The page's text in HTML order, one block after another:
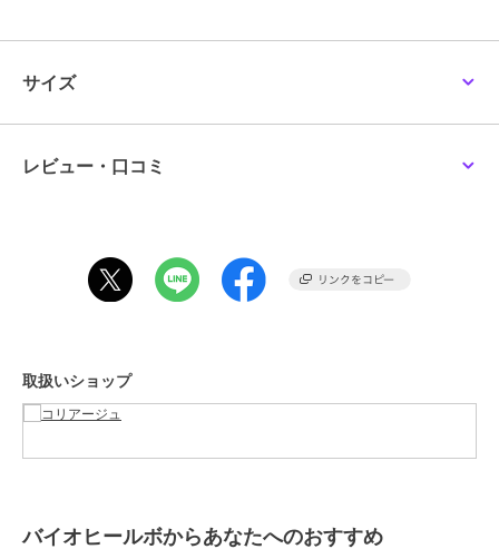
スキンケア ／パック・フェイス
サイズ
レビュー・口コミ
取扱いショップ
バイオヒールボからあなたへのおすすめ